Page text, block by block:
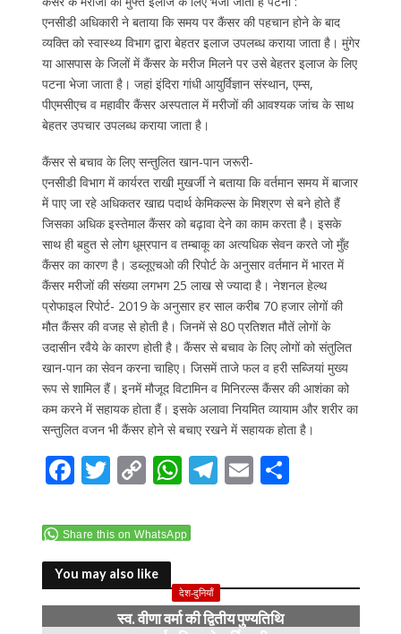
एनसीडी अधिकारी ने बताया कि समय पर कैंसर की पहचान होने के बाद
व्यक्ति को स्वास्थ्य विभाग द्वारा बेहतर इलाज उपलब्ध कराया जाता है। मुंगेर
या आसपास के जिलों में कैंसर के मरीज मिलने पर उसे बेहतर इलाज के लिए
पटना भेजा जाता है। जहां इंदिरा गांधी आयुर्विज्ञान संस्थान, एम्स,
पीएमसीएच व महावीर कैंसर अस्पताल में मरीजों की आवश्यक जांच के साथ
बेहतर उपचार उपलब्ध कराया जाता है।
कैंसर से बचाव के लिए सन्तुलित खान-पान जरूरी-
एनसीडी विभाग में कार्यरत राखी मुखर्जी ने बताया कि वर्तमान समय में बाजार
में पाए जा रहे अधिकतर खाद्य पदार्थ केमिकल्स के मिश्रण से बने होते हैं
जिसका अधिक इस्तेमाल कैंसर को बढ़ावा देने का काम करता है। इसके
साथ ही बहुत से लोग धूम्रपान व तम्बाकू का अत्यधिक सेवन करते जो मुँह
कैंसर का कारण है। डब्लूएचओ की रिपोर्ट के अनुसार वर्तमान में भारत में
कैंसर मरीजों की संख्या लगभग 25 लाख से ज्यादा है। नेशनल हेल्थ
प्रोफाइल रिपोर्ट- 2019 के अनुसार हर साल करीब 70 हजार लोगों की
मौत कैंसर की वजह से होती है। जिनमें से 80 प्रतिशत मौतें लोगों के
उदासीन रवैये के कारण होती है। कैंसर से बचाव के लिए लोगों को संतुलित
खान-पान का सेवन करना चाहिए। जिसमें ताजे फल व हरी सब्जियां मुख्य
रूप से शामिल हैं। इनमें मौजूद विटामिन व मिनिरल्स कैंसर की आशंका को
कम करने में सहायक होता हैं। इसके अलावा नियमित व्यायाम और शरीर का
सन्तुलित वजन भी कैंसर होने से बचाए रखने में सहायक होता है।
F
e
b
o
o
T
itt
er
C
p
y
Li
n
W
at
A
p
T
a
m
E S
Share this on WhatsApp
You may also like
देश-दुनियाँ
स्व. वीणा वर्मा की द्वितीय पुण्यतिथि